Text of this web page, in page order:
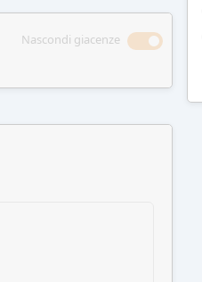
Nascondi giacenze